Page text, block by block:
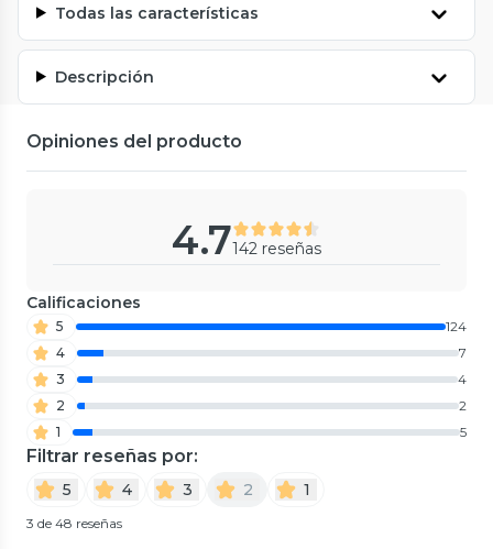
Todas las características
Descripción
Opiniones del producto
4.7142 reseñas
Calificaciones
5
124
4
7
3
4
2
2
1
5
Filtrar reseñas por:
5 4 3 2 1
3 de 48 reseñas